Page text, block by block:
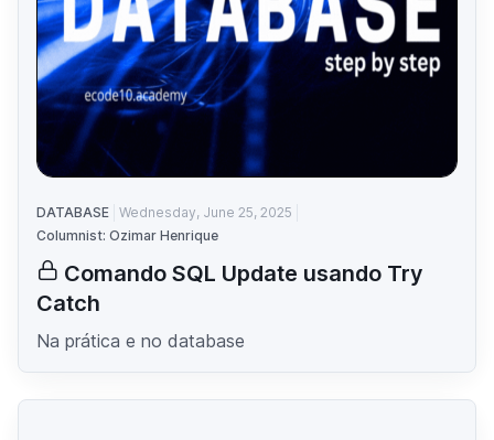
DATABASE Wednesday, June 25, 2025
Columnist: Ozimar Henrique
Comando SQL Update usando Try
Catch
Na prática e no database